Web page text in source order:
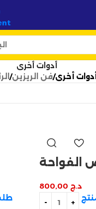
الوجهة الأولى لصناع الشموع
أدوات أخرى
فن الريزين أخرى
الفواحة
د.ج